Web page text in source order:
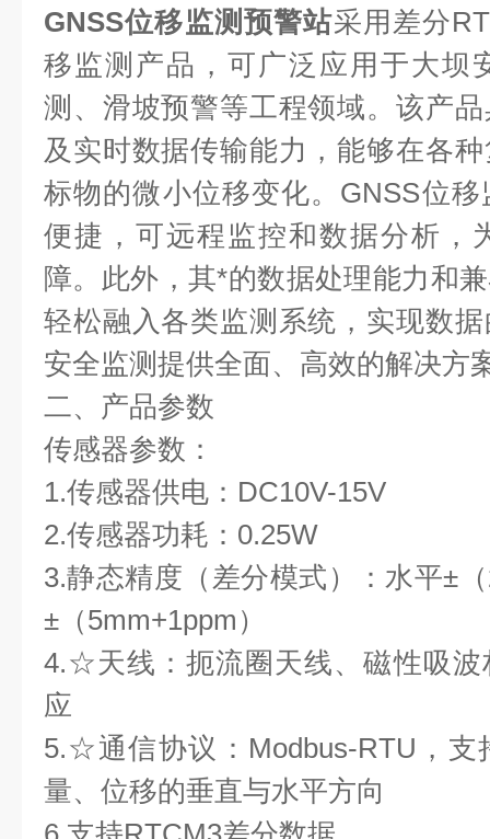
GNSS位移监测预警站采用差分
移监测产品，可广泛应用于大坝
测、滑坡预警等工程领域。该产
及实时数据传输能力，能够在各
标物的微小位移变化。GNSS位
便捷，可远程监控和数据分析，
障。此外，其*的数据处理能力和
轻松融入各类监测系统，实现数
安全监测提供全面、高效的解决方
二、产品参数
传感器参数：
1.传感器供电：DC10V-15V
2.传感器功耗：0.25W
3.静态精度（差分模式）：水平±
±（5mm+1ppm）
4.☆天线：扼流圈天线、磁性吸波
应
5.☆通信协议：Modbus-RTU，支
量、位移的垂直与水平方向